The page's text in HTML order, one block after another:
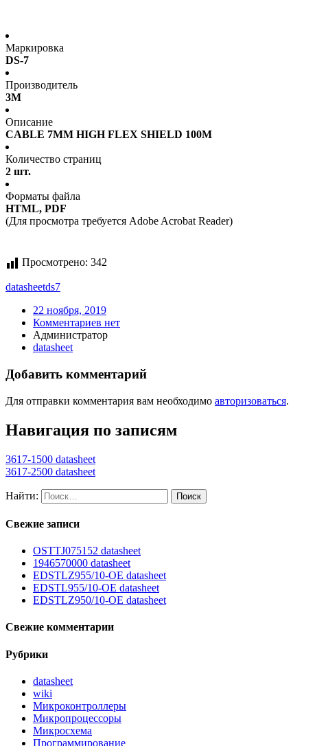
Маркировка
DS-7
Производитель
3M
Описание
CABLE 7MM HIGH FLEX SHIELD 100M
Количество страниц
2 шт.
Форматы файла
HTML, PDF
(Для просмотра требуется Adobe Acrobat Reader)
Просмотрено: 342
datasheetds7
22 ноября, 2019
Комментариев нет
Администратор
datasheet
Добавить комментарий
Для отправки комментария вам необходимо авторизоваться.
Навигация по записям
3617-1500 datasheet
3617-2500 datasheet
Найти:
Свежие записи
OSTTJ075152 datasheet
1946570000 datasheet
EDSTLZ955/10-OE datasheet
EDSTL955/10-OE datasheet
EDSTLZ950/10-OE datasheet
Свежие комментарии
Рубрики
datasheet
wiki
Микроконтроллеры
Микропроцессоры
Микросхема
Программирование